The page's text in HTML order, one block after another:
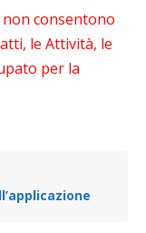
consentono
le Attività, le
per la